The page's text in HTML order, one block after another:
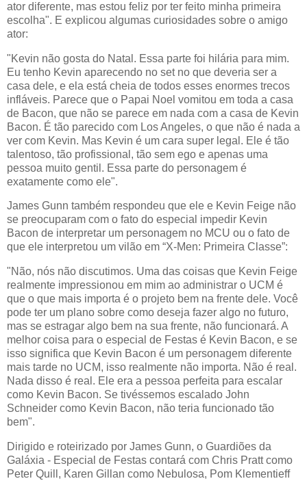
ator diferente, mas estou feliz por ter feito minha primeira
escolha". E explicou algumas curiosidades sobre o amigo
ator:
"Kevin não gosta do Natal. Essa parte foi hilária para mim.
Eu tenho Kevin aparecendo no set no que deveria ser a
casa dele, e ela está cheia de todos esses enormes trecos
infláveis. Parece que o Papai Noel vomitou em toda a casa
de Bacon, que não se parece em nada com a casa de Kevin
Bacon. É tão parecido com Los Angeles, o que não é nada a
ver com Kevin. Mas Kevin é um cara super legal. Ele é tão
talentoso, tão profissional, tão sem ego e apenas uma
pessoa muito gentil. Essa parte do personagem é
exatamente como ele".
James Gunn também respondeu que ele e Kevin Feige não
se preocuparam com o fato do especial impedir Kevin
Bacon de interpretar um personagem no MCU ou o fato de
que ele interpretou um vilão em “X-Men: Primeira Classe”:
"Não, nós não discutimos. Uma das coisas que Kevin Feige
realmente impressionou em mim ao administrar o UCM é
que o que mais importa é o projeto bem na frente dele. Você
pode ter um plano sobre como deseja fazer algo no futuro,
mas se estragar algo bem na sua frente, não funcionará. A
melhor coisa para o especial de Festas é Kevin Bacon, e se
isso significa que Kevin Bacon é um personagem diferente
mais tarde no UCM, isso realmente não importa. Não é real.
Nada disso é real. Ele era a pessoa perfeita para escalar
como Kevin Bacon. Se tivéssemos escalado John
Schneider como Kevin Bacon, não teria funcionado tão
bem".
Dirigido e roteirizado por James Gunn, o Guardiões da
Galáxia - Especial de Festas contará com Chris Pratt como
Peter Quill, Karen Gillan como Nebulosa, Pom Klementieff